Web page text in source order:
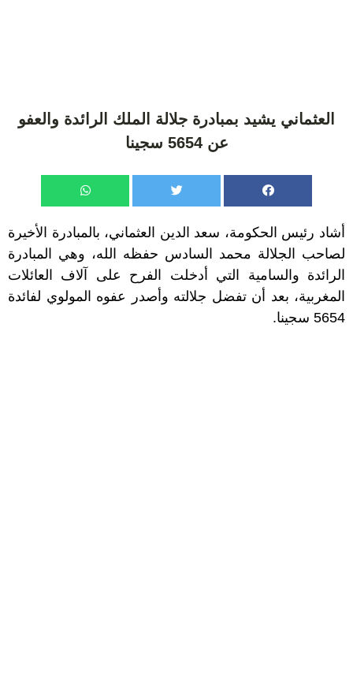
العثماني يشيد بمبادرة جلالة الملك الرائدة والعفو
عن 5654 سجينا
أشاد رئيس الحكومة، سعد الدين العثماني، بالمبادرة الأخيرة
لصاحب الجلالة محمد السادس حفظه الله، وهي المبادرة
الرائدة والسامية التي أدخلت الفرح على آلاف العائلات
المغربية، بعد أن تفضل جلالته وأصدر عفوه المولوي لفائدة
5654 سجينا.